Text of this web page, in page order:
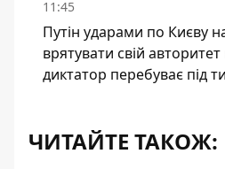
11:45
Путін ударами по Києву
врятувати свій
диктатор перебуває під
ЧИТАЙТЕ ТАКОЖ: